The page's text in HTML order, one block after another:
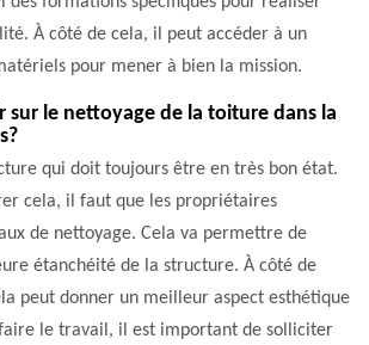
À côté de cela, il peut accéder à un
pour mener à bien la mission.
sur le nettoyage de la toiture dans la
qui doit toujours être en très bon état.
cela, il faut que les propriétaires
de nettoyage. Cela va permettre de
étanchéité de la structure. À côté de
peut donner un meilleur aspect esthétique
le travail, il est important de solliciter